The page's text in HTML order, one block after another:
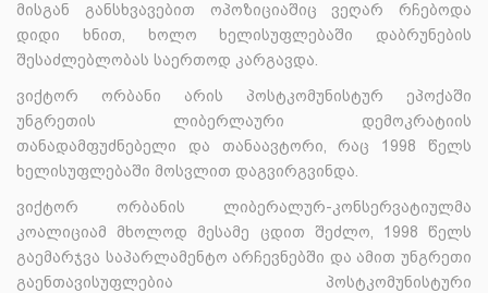
მისგან განსხვავებით ოპოზიციაშიც ვეღარ რჩებოდა
დიდი ხნით, ხოლო ხელისუფლებაში დაბრუნების
შესაძლებლობას საერთოდ კარგავდა.
ვიქტორ ორბანი არის პოსტკომუნისტურ ეპოქაში
უნგრეთის ლიბერლაური დემოკრატიის
თანადამფუძნებელი და თანაავტორი, რაც 1998 წელს
ხელისუფლებაში მოსვლით დაგვირგვინდა.
ვიქტორ ორბანის ლიბერალურ-კონსერვატიულმა
კოალიციამ მხოლოდ მესამე ცდით შეძლო, 1998 წელს
გაემარჯვა საპარლამენტო არჩევნებში და ამით უნგრეთი
გაენთავისუფლებია პოსტკომუნისტური